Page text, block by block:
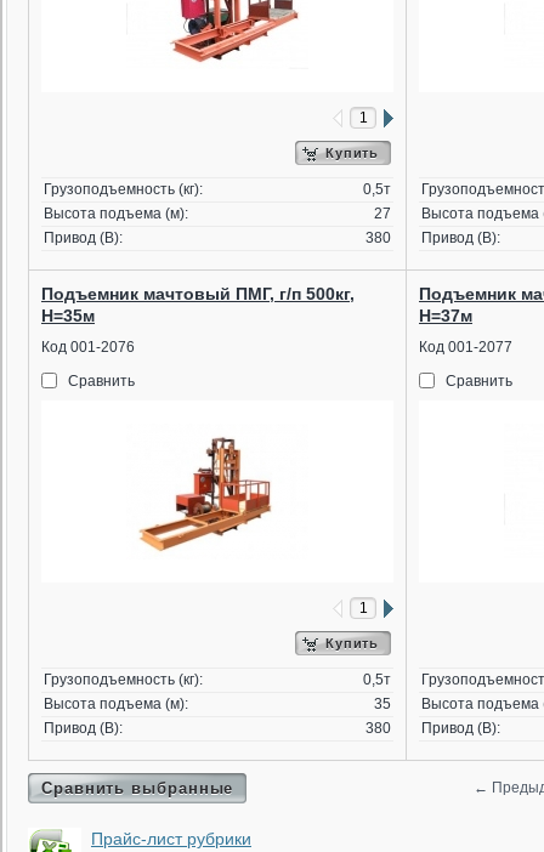
Купить
Грузоподъемность (кг):
0,5т
Высота подъема (м):
27
Привод (В):
380
Высота подъема
Привод (В):
Подъемник мачтовый ПМГ, г/п 500кг,
Н=35м
Код 001-2076
Сравнить
Купить
Грузоподъемность (кг):
0,5т
Высота подъема (м):
35
Привод (В):
380
Подъемник
Н=37м
Код 001-2077
Сравнить
Высота подъема
Привод (В):
Сравнить выбранные ←
Прайс-лист рубрики